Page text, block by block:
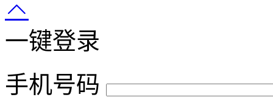
一键登录
手机号码